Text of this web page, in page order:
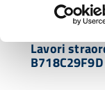
Lavori
B718C29F9D